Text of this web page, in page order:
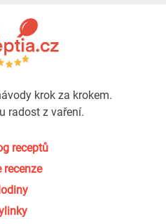
krok za krokem.
radost z vaření.
receptů
recenze